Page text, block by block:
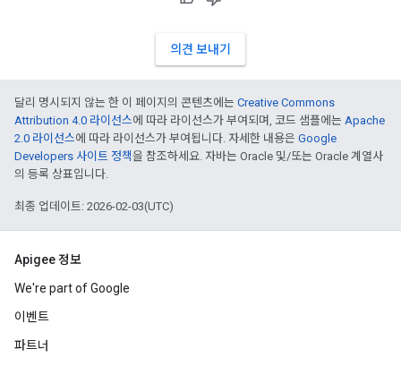
의견 보내기
달리 명시되지 않는 한 이 페이지의 콘텐츠에는 Creative Commons
Attribution 4.0 라이선스에 따라 라이선스가 부여되며, 코드 샘플에는 Apache
2.0 라이선스에 따라 라이선스가 부여됩니다. 자세한 내용은 Google
Developers 사이트 정책을 참조하세요. 자바는 Oracle 및/또는 Oracle 계열사
의 등록 상표입니다.
최종 업데이트: 2026-02-03(UTC)
Apigee 정보
We're part of Google
이벤트
파트너